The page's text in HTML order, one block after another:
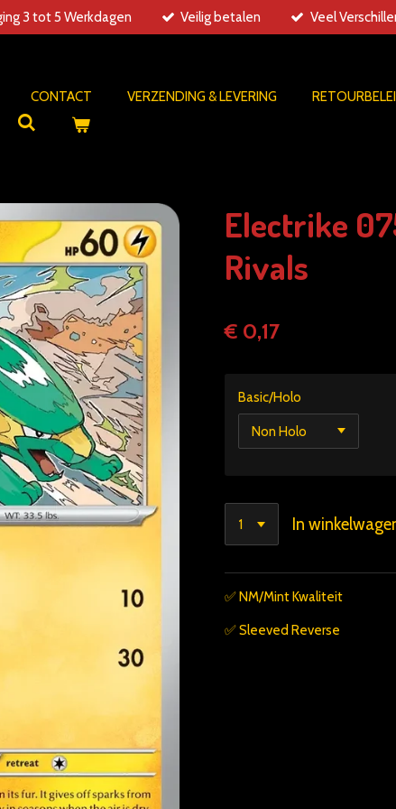
3 tot 5 Werkdagen Veilig betalen Veel
CONTACT VERZENDING & LEVERING
Electrike
Rivals
€ 0,17
Basic/Holo
In
✅️ NM/Mint Kwaliteit
✅️ Sleeved Reverse